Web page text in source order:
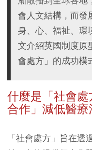
會人文結構，而發
身、心、福祉、環
文介紹英國制度原
會處方」的成功模
什麼是「社會
合作」減低醫療
「社會處方」旨在